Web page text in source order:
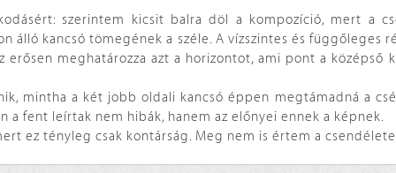
szerintem kicsit balra döl a kompozíció, mert a
álló kancsó tömegének a széle. A vízszintes és függőleges
erősen meghatározza azt a horizontot, ami pont a középső
mintha a két jobb oldali kancsó éppen megtámadná a
a fent leírtak nem hibák, hanem az előnyei ennek a képnek.
ez tényleg csak kontárság. Meg nem is értem a